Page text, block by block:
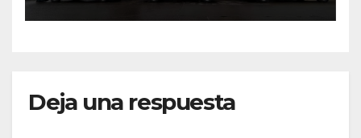
Cauquenes y Sagrada Familia
Deja una respuesta